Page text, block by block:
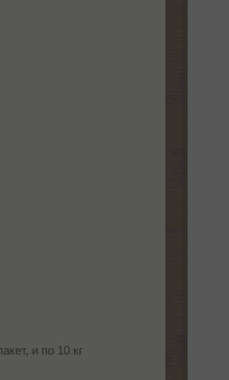
и по 10 кг